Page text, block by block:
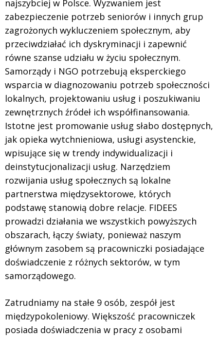
najszybciej w Polsce. Wyzwaniem jest
zabezpieczenie potrzeb seniorów i innych grup
zagrożonych wykluczeniem społecznym, aby
przeciwdziałać ich dyskryminacji i zapewnić
równe szanse udziału w życiu społecznym.
Samorządy i NGO potrzebują eksperckiego
wsparcia w diagnozowaniu potrzeb społeczności
lokalnych, projektowaniu usług i poszukiwaniu
zewnętrznych źródeł ich współfinansowania.
Istotne jest promowanie usług słabo dostępnych,
jak opieka wytchnieniowa, usługi asystenckie,
wpisujące się w trendy indywidualizacji i
deinstytucjonalizacji usług. Narzędziem
rozwijania usług społecznych są lokalne
partnerstwa międzysektorowe, których
podstawę stanowią dobre relacje. FIDEES
prowadzi działania we wszystkich powyższych
obszarach, łączy światy, ponieważ naszym
głównym zasobem są pracowniczki posiadające
doświadczenie z różnych sektorów, w tym
samorządowego.
Zatrudniamy na stałe 9 osób, zespół jest
międzypokoleniowy. Większość pracowniczek
posiada doświadczenia w pracy z osobami